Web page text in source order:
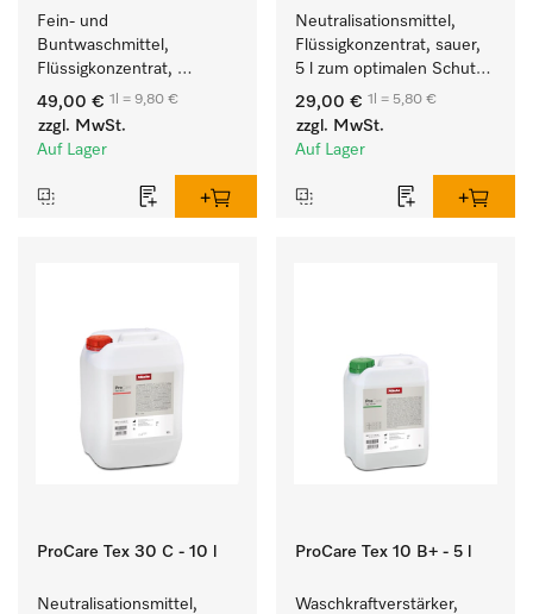
Fein- und
Buntwaschmittel,
Flüssigkonzentrat,
mildalkalisch, 5 l zur
Reinigung von
Buntwäsche und
49,00 € 1l = 9,80 €
zzgl. MwSt.
Auf Lager
Neutralisationsmittel,
Flüssigkonzentrat, sauer,
5 l zum optimalen Schutz
der Textilien durch
zuverlässige
Neutralisation.
29,00 € 1l = 5,80 €
zzgl. MwSt.
Auf Lager
ProCare Tex 30 C - 10 l
Neutralisationsmittel,
ProCare Tex 10 B+ - 5 l
Waschkraftverstärker,